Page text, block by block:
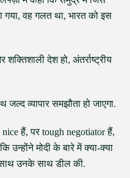
गया, वह गलत था, भारत को इस
देश हो, अंतर्राष्ट्रीय
व्यापार समझौता हो जाएगा.
हैं, पर tough negotiator हैं,
उन्होंने मोदी के बारे में क्या-क्या
साथ उनके साथ डील की.